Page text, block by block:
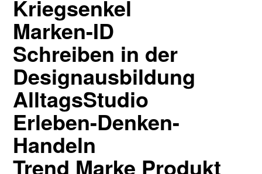
Kriegsenkel
Marken-ID
Schreiben in der
Designausbildung
AlltagsStudio
Erleben-Denken-
Handeln
Trend Marke Produkt